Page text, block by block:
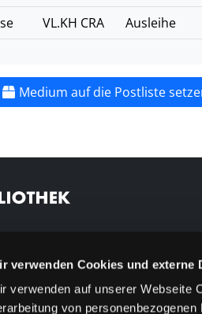
verwenden Cookies und externe
verwenden auf unserer Webseite
von
VL.KH CRA Ausleihe
Medium auf die Postliste
Feedback
Kontakt